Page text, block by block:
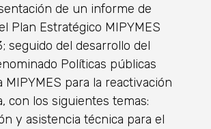
de un informe de
Plan Estratégico MIPYMES
seguido del desarrollo del
Políticas públicas
MIPYMES para la reactivación
con los siguientes temas:
y asistencia técnica para el